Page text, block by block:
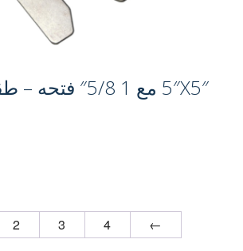
5″X5″ مع 1 5/8″ فتحه – طقم الخدمة